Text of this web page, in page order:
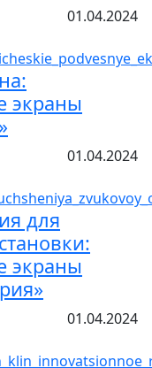
01.04.2024
экраны
01.04.2024
для
экраны
01.04.2024